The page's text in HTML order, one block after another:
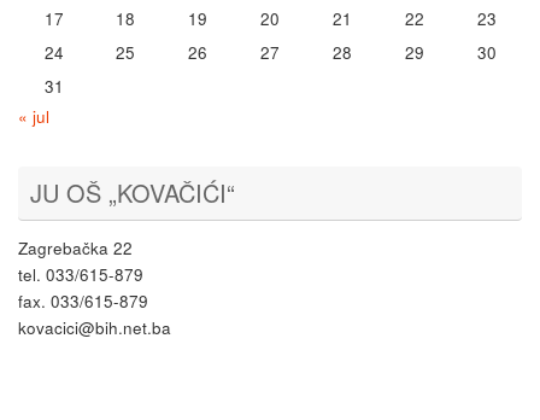
17
18 19 20 21 22
23
24
25 26 27 28 29
30
31
« jul
JU OŠ „KOVAČIĆI“
Zagrebačka 22
tel. 033/615-879
fax. 033/615-879
kovacici@bih.net.ba